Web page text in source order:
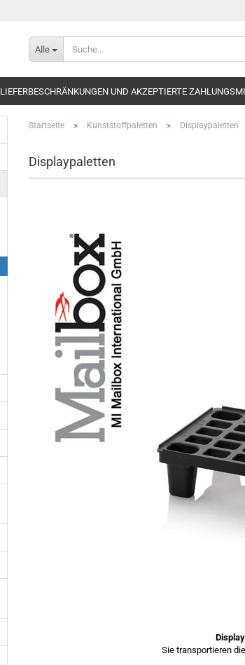
Alle
LIEFERBESCHRÄNKUNGEN UND AKZEPTIERTE
Startseite » Kunststoffpaletten » Displaypaletten
Displaypaletten
Sie transportieren